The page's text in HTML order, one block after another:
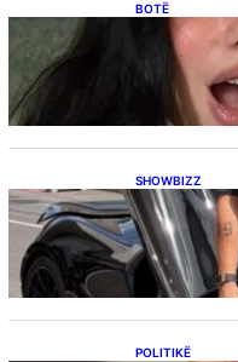
BOTË
Besnik
Dua Lipës:
botërorë”
SHOWBIZZ
Ish-banori i
Kuqi ua
dëshmi
POLITIKË